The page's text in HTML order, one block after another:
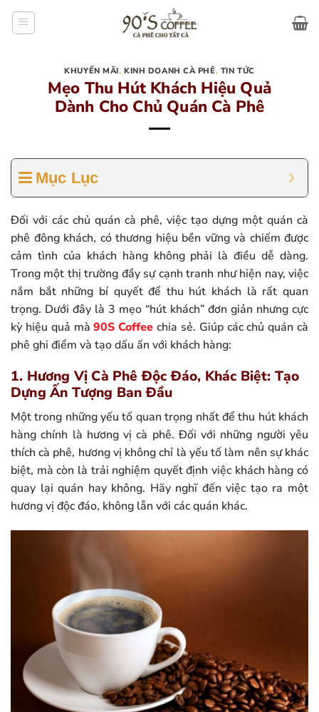
KHUYẾN MÃI,KINH DOANH CÀ PHÊ, TIN TỨC
Mẹo Thu Hút Khách Hiệu Quả
Dành Cho Chủ Quán Cà Phê
Mục Lục
Đối với các chủ quán cà phê, việc tạo dựng một quán cà
phê đông khách, có thương hiệu bền vững và chiếm được
cảm tình của khách hàng không phải là điều dễ dàng.
Trong một thị trường đầy sự cạnh tranh như hiện nay, việc
nắm bắt những bí quyết để thu hút khách là rất quan
trọng. Dưới đây là 3 mẹo “hút khách” đơn giản nhưng cực
kỳ hiệu quả mà90S Coffee chia sẻ. Giúp các chủ quán cà
phê ghi điểm và tạo dấu ấn với khách hàng:
1. Hương Vị Cà Phê Độc Đáo, Khác Biệt: Tạo
Dựng Ấn Tượng Ban Đầu
Một trong những yếu tố quan trọng nhất để thu hút khách
hàng chính là hương vị cà phê. Đối với những người yêu
thích cà phê, hương vị không chỉ là yếu tố làm nên sự khác
biệt, mà còn là trải nghiệm quyết định việc khách hàng có
quay lại quán hay không. Hãy nghĩ đến việc tạo ra một
hương vị độc đáo, không lẫn với các quán khác.